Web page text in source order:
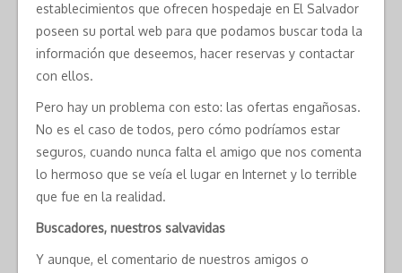
establecimientos que ofrecen hospedaje en El Salvador
poseen su portal web para que podamos buscar toda la
información que deseemos, hacer reservas y contactar
con ellos.
Pero hay un problema con esto: las ofertas engañosas.
No es el caso de todos, pero cómo podríamos estar
seguros, cuando nunca falta el amigo que nos comenta
lo hermoso que se veía el lugar en Internet y lo terrible
que fue en la realidad.
Buscadores, nuestros salvavidas
Y aunque, el comentario de nuestros amigos o